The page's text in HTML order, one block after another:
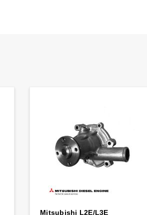
Mitsubishi L2E/L3E